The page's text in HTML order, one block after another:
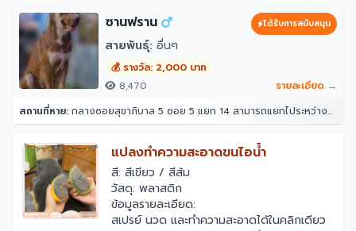
ซานฟราน ได้รับการสนับสนุน
สายพันธุ์: อื่นๆ
💰 รางวัล: 2,000 บาท
8,470
รายละเอียด →
สถานที่หาย: กลางซอยสุขาภิบาล 5 ซอย 5 แยก 14 สามารถแยกไประหว่างซอย 12 กับ 16 ได้ หน้าปากซอยแยก 14 เป็นร้านขายวัสดุ ตรงข้ามแยก 16 เป็นซอยที่มีร้านอาหาร หมาเยอะเป็นฝูง 10 กว่าตัว(อาศัยอยู่ในป่า ไม่ดุ) 33 สุขาภิบาล 5 ซอย 5 แยก 14 แขวง ท่าแร้ง เขตบางเขน กรุงเทพมหานคร 10220 ประเทศไทย
แปลงทำความสะอาดขนไอน้ำ
สี: สีเขียว / สีส้ม
วัสดุ: พลาสติก
ข้อมูลรายละเอียด:
สเปรย์ นวด และทำความสะอาดได้ในคลิกเดียว